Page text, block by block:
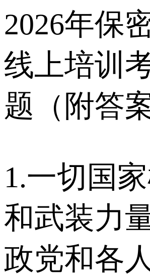
2026年保
线上培训
题（附答案
1.一切国
和武装力
政党和各